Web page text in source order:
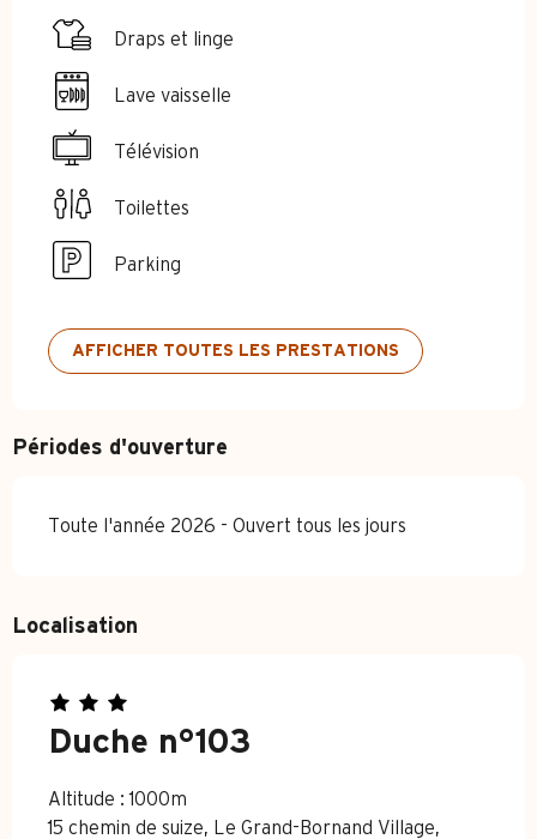
Draps et linge
Lave vaisselle
Télévision
Toilettes
Parking
AFFICHER TOUTES LES PRESTATIONS
Périodes d'ouverture
Toute l'année 2026 - Ouvert tous les jours
Localisation
Duche n°103
Altitude : 1000m
15 chemin de suize, Le Grand-Bornand Village,